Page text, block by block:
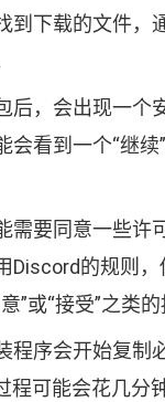
到下载的文件，
后，会出现一个
会看到一个“继续
需要同意一些许
Discord的规则
”或“接受”之类的
程序会开始复制
程可能会花几分